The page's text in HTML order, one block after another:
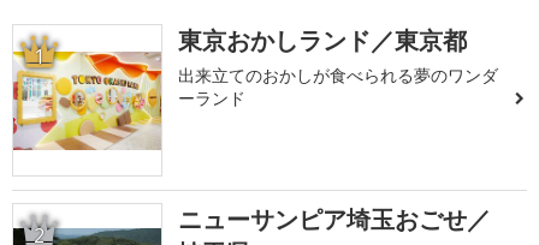
1 東京おかしランド／東京都
出来立てのおかしが食べられる夢のワンダ
ーランド
2
ニューサンピア埼玉おごせ／